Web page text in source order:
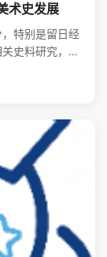
术史发展
特别是留日经
史料研究，揭